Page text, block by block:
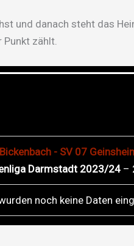
und danach steht das
Punkt zählt.
- SV 07
Darmstadt 2023/24–
noch keine Daten